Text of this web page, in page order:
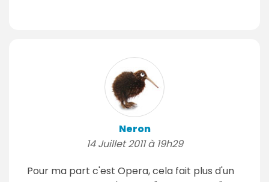
Neron
14 Juillet 2011 à 19h29
Pour ma part c'est Opera, cela fait plus d'un